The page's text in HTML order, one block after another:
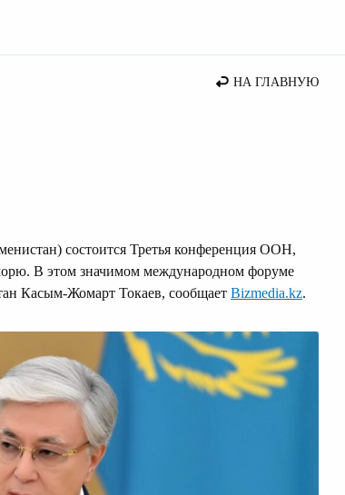
НА ГЛАВНУЮ
состоится Третья конференция ООН,
В этом значимом международном форуме
Касым-Жомарт Токаев, сообщает Bizmedia.kz.